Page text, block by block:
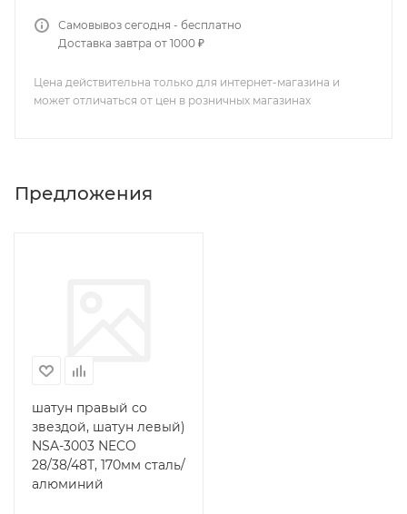
Самовывоз сегодня - бесплатно
Доставка завтра от 1000 ₽
Цена действительна только для интернет-магазина и
может отличаться от цен в розничных магазинах
Предложения
шатун правый со
звездой, шатун левый)
NSA-3003 NECO
28/38/48Т, 170мм сталь/
алюминий